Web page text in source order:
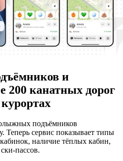
и
200 канатных дорог
подъёмников
Теперь сервис показывает типы
наличие тёплых кабин,
пассов.